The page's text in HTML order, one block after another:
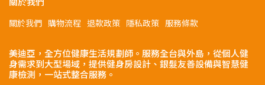
關於我們 購物流程 退款政策 隱私政策 服務條款
美迪亞，全方位健康生活規劃師。服務全台與外島，從個人健
身需求到大型場域，提供健身房設計、銀髮友善設備與智慧健
康檢測，一站式整合服務。